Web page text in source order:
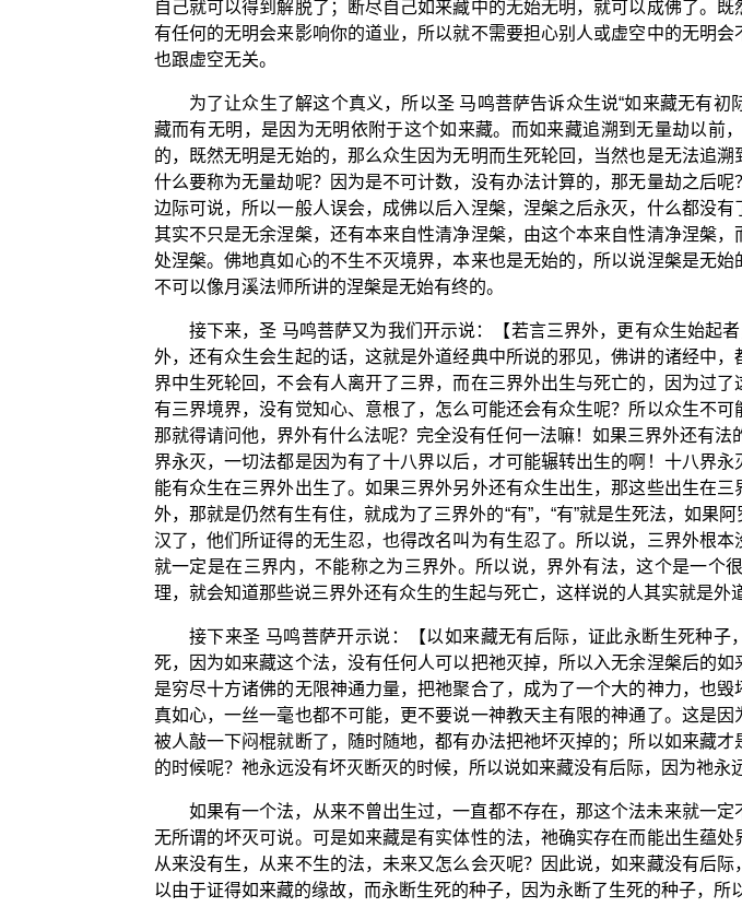
自己就可以得到解脱了；断尽自己如来藏中的无始无明，就可以成佛了。
有任何的无明会来影响你的道业，所以就不需要担心别人或虚空中的无明
也跟虚空无关。
为了让众生了解这个真义，所以圣 马鸣菩萨告诉众生说“如来藏无有
藏而有无明，是因为无明依附于这个如来藏。而如来藏追溯到无量劫以
的，既然无明是无始的，那么众生因为无明而生死轮回，当然也是无法追
什么要称为无量劫呢？因为是不可计数，没有办法计算的，那无量劫之后
边际可说，所以一般人误会，成佛以后入涅槃，涅槃之后永灭，什么都没
其实不只是无余涅槃，还有本来自性清净涅槃，由这个本来自性清净涅槃
处涅槃。佛地真如心的不生不灭境界，本来也是无始的，所以说涅槃是无
不可以像月溪法师所讲的涅槃是无始有终的。
接下来，圣 马鸣菩萨又为我们开示说：【若言三界外，更有众生始起
外，还有众生会生起的话，这就是外道经典中所说的邪见，佛讲的诸经中
界中生死轮回，不会有人离开了三界，而在三界外出生与死亡的，因为过
有三界境界，没有觉知心、意根了，怎么可能还会有众生呢？所以众生不
那就得请问他，界外有什么法呢？完全没有任何一法嘛！如果三界外还有
界永灭，一切法都是因为有了十八界以后，才可能辗转出生的啊！十八界
能有众生在三界外出生了。如果三界外另外还有众生出生，那这些出生在
外，那就是仍然有生有住，就成为了三界外的“有”，“有”就是生死法，如
汉了，他们所证得的无生忍，也得改名叫为有生忍了。所以说，三界外根
就一定是在三界内，不能称之为三界外。所以说，界外有法，这个是一
理，就会知道那些说三界外还有众生的生起与死亡，这样说的人其实就是外
接下来圣 马鸣菩萨开示说：【以如来藏无有后际，证此永断生死种
死，因为如来藏这个法，没有任何人可以把祂灭掉，所以入无余涅槃后的
是穷尽十方诸佛的无限神通力量，把祂聚合了，成为了一个大的神力，也
真如心，一丝一毫也都不可能，更不要说一神教天主有限的神通了。这是
被人敲一下闷棍就断了，随时随地，都有办法把祂坏灭掉的；所以如来藏
的时候呢？祂永远没有坏灭断灭的时候，所以说如来藏没有后际，因为祂
如果有一个法，从来不曾出生过，一直都不存在，那这个法未来就一
无所谓的坏灭可说。可是如来藏是有实体性的法，祂确实存在而能出生蕴
从来没有生，从来不生的法，未来又怎么会灭呢？因此说，如来藏没有后
以由于证得如来藏的缘故，而永断生死的种子，因为永断了生死的种子，所